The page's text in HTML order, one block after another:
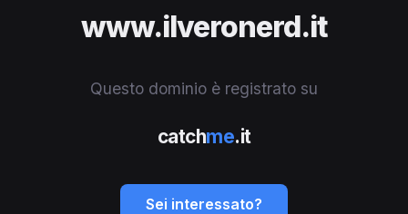
www.ilveronerd.it
Questo dominio è registrato su
catchme.it
Sei interessato?